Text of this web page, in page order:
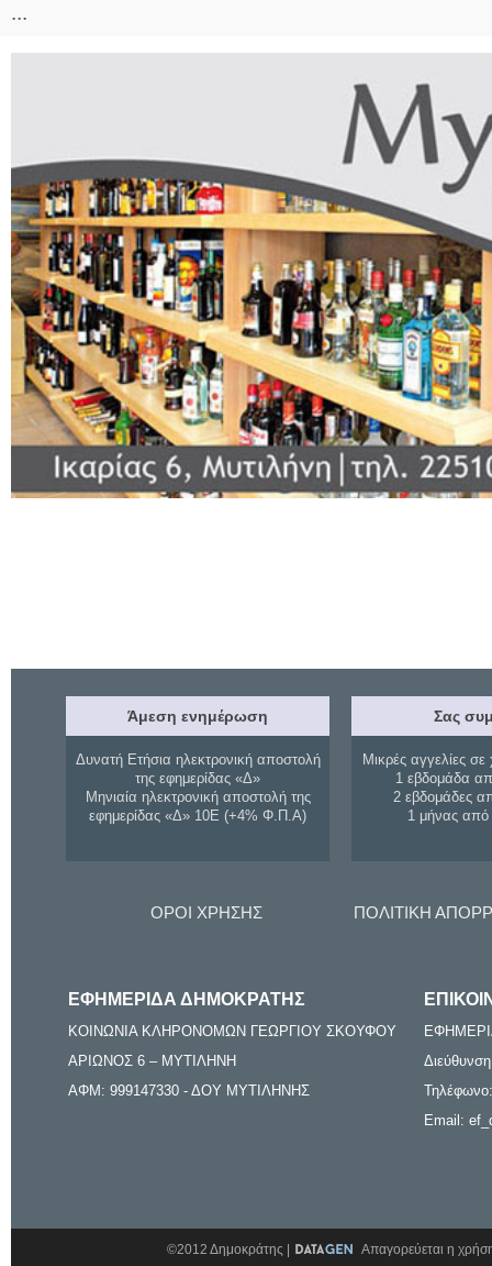
...
Άμεση ενημέρωση
Δυνατή Ετήσια ηλεκτρονική αποστολή
της εφημερίδας «Δ»
Μηνιαία ηλεκτρονική αποστολή της
εφημερίδας «Δ» 10Ε (+4% Φ.Π.Α)
Σας
Μικρές αγγελίες σε
1 εβδομάδα
2 εβδομάδες
1 μήνας
ΟΡΟΙ ΧΡΗΣΗΣ ΠΟΛΙΤΙΚΗ
ΕΦΗΜΕΡΙΔΑ ΔΗΜΟΚΡΑΤΗΣ
ΚΟΙΝΩΝΙΑ ΚΛΗΡΟΝΟΜΩΝ ΓΕΩΡΓΙΟΥ ΣΚΟΥΦΟΥ
ΑΡΙΩΝΟΣ 6 – ΜΥΤΙΛΗΝΗ
ΑΦΜ: 999147330 - ΔΟΥ ΜΥΤΙΛΗΝΗΣ
Email:
©2012 Δημοκράτης | Απαγορεύεται η